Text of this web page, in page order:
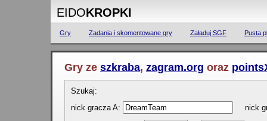
EIDOKROPKI
Gry Zadania i skomentowane gry Załaduj SGF Pusta
Gry ze szkraba, zagram.org oraz
Szukaj:
nick gracza A:
nick